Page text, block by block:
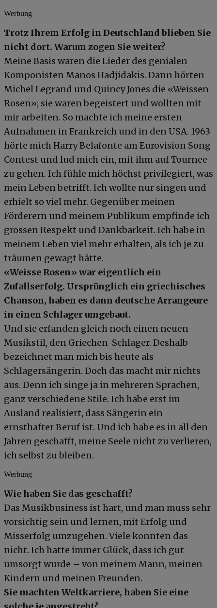
Werbung
Trotz Ihrem Erfolg in Deutschland blieben Sie
nicht dort. Warum zogen Sie weiter?
Meine Basis waren die Lieder des genialen
Komponisten Manos Hadjidakis. Dann hörten
Michel Legrand und Quincy Jones die «Weissen
Rosen»; sie waren begeistert und wollten mit
mir arbeiten. So machte ich meine ersten
Aufnahmen in Frankreich und in den USA. 1963
hörte mich Harry Belafonte am Eurovision Song
Contest und lud mich ein, mit ihm auf Tournee
zu gehen. Ich fühle mich höchst privilegiert, was
mein Leben betrifft. Ich wollte nur singen und
erhielt so viel mehr. Gegenüber meinen
Förderern und meinem Publikum empfinde ich
grossen Respekt und Dankbarkeit. Ich habe in
meinem Leben viel mehr erhalten, als ich je zu
träumen gewagt hätte.
«Weisse Rosen» war eigentlich ein
Zufallserfolg. Ursprünglich ein griechisches
Chanson, haben es dann deutsche Arrangeure
in einen Schlager umgebaut.
Und sie erfanden gleich noch einen neuen
Musikstil, den Griechen-Schlager. Deshalb
bezeichnet man mich bis heute als
Schlagersängerin. Doch das macht mir nichts
aus. Denn ich singe ja in mehreren Sprachen,
ganz verschiedene Stile. Ich habe erst im
Ausland realisiert, dass Sängerin ein
ernsthafter Beruf ist. Und ich habe es in all den
Jahren geschafft, meine Seele nicht zu verlieren,
ich selbst zu bleiben.
Werbung
Wie haben Sie das geschafft?
Das Musikbusiness ist hart, und man muss sehr
vorsichtig sein und lernen, mit Erfolg und
Misserfolg umzugehen. Viele konnten das
nicht. Ich hatte immer Glück, dass ich gut
umsorgt wurde – von meinem Mann, meinen
Kindern und meinen Freunden.
Sie machten Weltkarriere, haben Sie eine